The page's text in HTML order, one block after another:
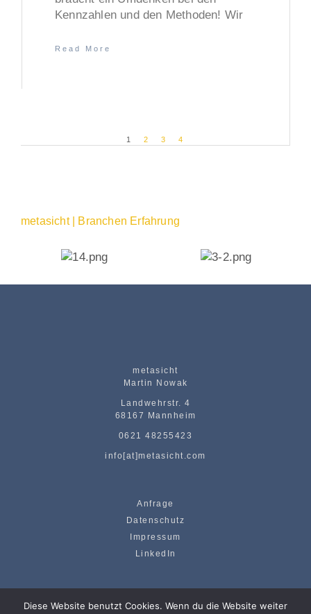
Kennzahlen und den Methoden! Wir
Read More
1 2 3 4
metasicht | Branchen Erfahrung
metasicht
Martin Nowak
Landwehrstr. 4
68167 Mannheim
0621 48255423
info[at]metasicht.com
Anfrage
Datenschutz
Impressum
LinkedIn
Diese Website benutzt Cookies. Wenn du die Website weiter